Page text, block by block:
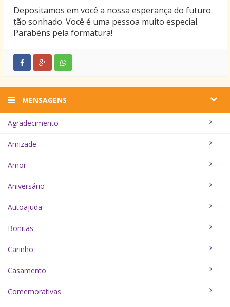
Depositamos em você a nossa esperança do futuro
tão sonhado. Você é uma pessoa muito especial.
Parabéns pela formatura!
MENSAGENS
Agradecimento
Amizade
Amor
Aniversário
Autoajuda
Bonitas
Carinho
Casamento
Comemorativas